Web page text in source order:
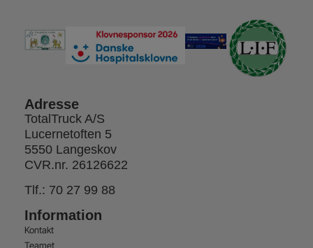
Adresse
TotalTruck A/S
Lucernetoften 5
5550 Langeskov
CVR.nr. 26126622
Tlf.: 70 27 99 88
Information
Kontakt
Teamet